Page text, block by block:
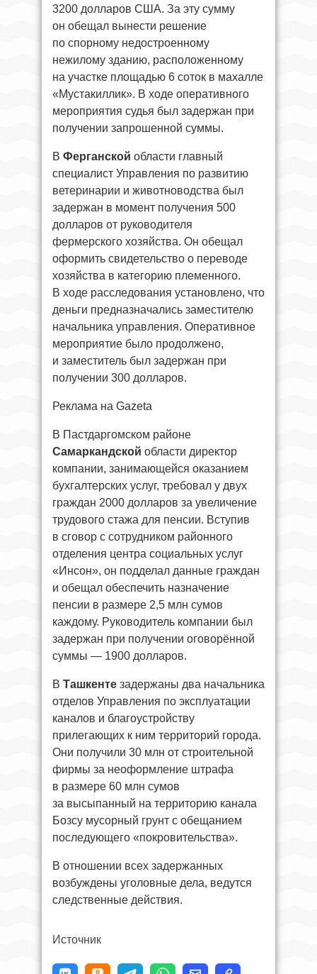
3200 долларов США. За эту сумму
он обещал вынести решение
по спорному недостроенному
нежилому зданию, расположенному
на участке площадью 6 соток в махалле
«Мустакиллик». В ходе оперативного
мероприятия судья был задержан при
получении запрошенной суммы.
В Ферганской области главный
специалист Управления по развитию
ветеринарии и животноводства был
задержан в момент получения 500
долларов от руководителя
фермерского хозяйства. Он обещал
оформить свидетельство о переводе
хозяйства в категорию племенного.
В ходе расследования установлено, что
деньги предназначались заместителю
начальника управления. Оперативное
мероприятие было продолжено,
и заместитель был задержан при
получении 300 долларов.
Реклама на Gazeta
В Пастдаргомском районе
Самаркандской области директор
компании, занимающейся оказанием
бухгалтерских услуг, требовал у двух
граждан 2000 долларов за увеличение
трудового стажа для пенсии. Вступив
в сговор с сотрудником районного
отделения центра социальных услуг
«Инсон», он подделал данные граждан
и обещал обеспечить назначение
пенсии в размере 2,5 млн сумов
каждому. Руководитель компании был
задержан при получении оговорённой
суммы — 1900 долларов.
В Ташкенте задержаны два начальника
отделов Управления по эксплуатации
каналов и благоустройству
прилегающих к ним территорий города.
Они получили 30 млн от строительной
фирмы за неоформление штрафа
в размере 60 млн сумов
за высыпанный на территорию канала
Бозсу мусорный грунт с обещанием
последующего «покровительства».
В отношении всех задержанных
возбуждены уголовные дела, ведутся
следственные действия.
Источник